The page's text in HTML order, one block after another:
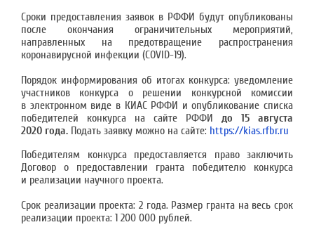
Сроки предоставления заявок в РФФИ будут опубликованы
после окончания ограничительных мероприятий,
направленных на предотвращение распространения
коронавирусной инфекции (COVID-19).
Порядок информирования об итогах конкурса: уведомление
участников конкурса о решении конкурсной комиссии
в электронном виде в КИАС РФФИ и опубликование списка
победителей конкурса на сайте РФФИ до 15 августа
2020 года. Подать заявку можно на сайте: https://kias.rfbr.ru
Победителям конкурса предоставляется право заключить
Договор о предоставлении гранта победителю конкурса
и реализации научного проекта.
Срок реализации проекта: 2 года. Размер гранта на весь срок
реализации проекта: 1 200 000 рублей.